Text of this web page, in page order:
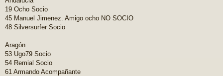
19 Ocho Socio
45 Manuel Jimenez. Amigo ocho NO SOCIO
48 Silversurfer Socio
Aragón
53 Ugo79 Socio
54 Remial Socio
61 Armando Acompañante